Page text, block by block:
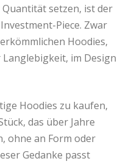
setzen, ist der
Piece. Zwar
Hoodies,
im Design
Hoodies zu kaufen,
das über Jahre
ohne an Form oder
Gedanke passt